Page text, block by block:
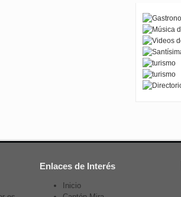
Enlaces de Interés
Inicio